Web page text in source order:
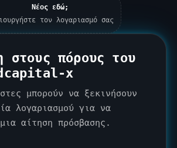
Νέος εδώ;
τον λογαριασμό σας
στους πόρους του
x
μπορούν να ξεκινήσουν
λογαριασμούγια να
αίτηση πρόσβασης.